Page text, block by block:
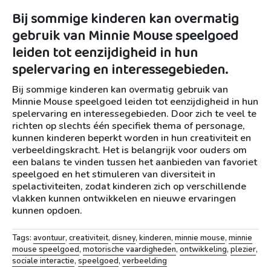
Bij sommige kinderen kan overmatig
gebruik van Minnie Mouse speelgoed
leiden tot eenzijdigheid in hun
spelervaring en interessegebieden.
Bij sommige kinderen kan overmatig gebruik van
Minnie Mouse speelgoed leiden tot eenzijdigheid in hun
spelervaring en interessegebieden. Door zich te veel te
richten op slechts één specifiek thema of personage,
kunnen kinderen beperkt worden in hun creativiteit en
verbeeldingskracht. Het is belangrijk voor ouders om
een balans te vinden tussen het aanbieden van favoriet
speelgoed en het stimuleren van diversiteit in
spelactiviteiten, zodat kinderen zich op verschillende
vlakken kunnen ontwikkelen en nieuwe ervaringen
kunnen opdoen.
Tags: avontuur, creativiteit, disney, kinderen, minnie mouse, minnie
mouse speelgoed, motorische vaardigheden, ontwikkeling, plezier,
sociale interactie, speelgoed, verbeelding